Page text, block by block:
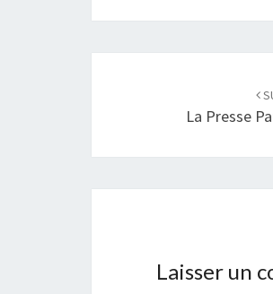
La Presse
Laisser un